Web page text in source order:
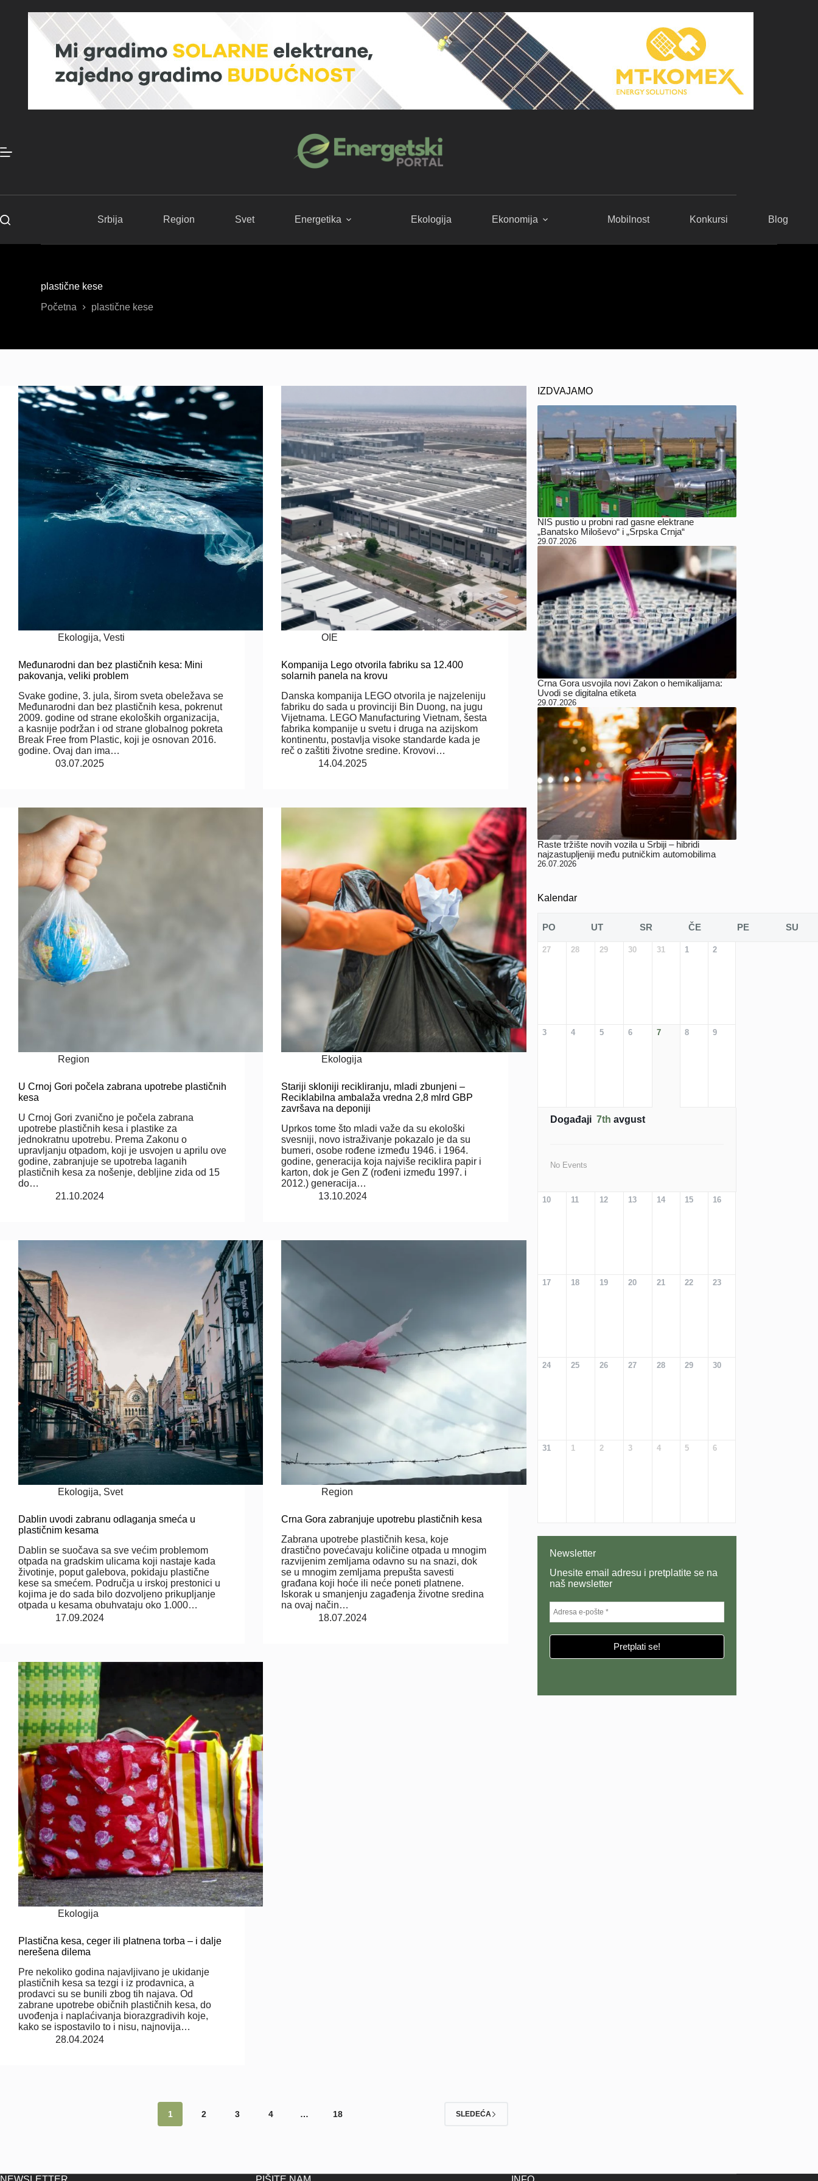
Srbija Region Svet Energetika Ekologija Ekonomija Mobilnost Konkursi Blog
plastične kese
Početna
plastične kese
Ekologija,Vesti
Međunarodni dan bez plastičnih kesa: Mini
pakovanja, veliki problem
Svake godine, 3. jula, širom sveta obeležava se
Međunarodni dan bez plastičnih kesa, pokrenut
2009. godine od strane ekoloških organizacija,
a kasnije podržan i od strane globalnog pokreta
Break Free from Plastic, koji je osnovan 2016.
godine. Ovaj dan ima…
03.07.2025
OIE
Kompanija Lego otvorila fabriku sa 12.400
solarnih panela na krovu
Danska kompanija LEGO otvorila je najzeleniju
fabriku do sada u provinciji Bin Duong, na jugu
Vijetnama. LEGO Manufacturing Vietnam, šesta
fabrika kompanije u svetu i druga na azijskom
kontinentu, postavlja visoke standarde kada je
reč o zaštiti životne sredine. Krovovi…
14.04.2025
Region
U Crnoj Gori počela zabrana upotrebe plastičnih
kesa
U Crnoj Gori zvanično je počela zabrana
upotrebe plastičnih kesa i plastike za
jednokratnu upotrebu. Prema Zakonu o
upravljanju otpadom, koji je usvojen u aprilu ove
godine, zabranjuje se upotreba laganih
plastičnih kesa za nošenje, debljine zida od 15
do…
21.10.2024
Ekologija
Stariji skloniji recikliranju, mladi zbunjeni –
Reciklabilna ambalaža vredna 2,8 mlrd GBP
završava na deponiji
Uprkos tome što mladi važe da su ekološki
svesniji, novo istraživanje pokazalo je da su
bumeri, osobe rođene između 1946. i 1964.
godine, generacija koja najviše reciklira papir i
karton, dok je Gen Z (rođeni između 1997. i
2012.) generacija…
13.10.2024
Ekologija, Svet
Dablin uvodi zabranu odlaganja smeća u
plastičnim kesama
Dablin se suočava sa sve većim problemom
otpada na gradskim ulicama koji nastaje kada
životinje, poput galebova, pokidaju plastične
kese sa smećem. Područja u irskoj prestonici u
kojima je do sada bilo dozvoljeno prikupljanje
otpada u kesama obuhvataju oko 1.000…
17.09.2024
Region
Crna Gora zabranjuje upotrebu plastičnih kesa
Zabrana upotrebe plastičnih kesa, koje
drastično povećavaju količine otpada u mnogim
razvijenim zemljama odavno su na snazi, dok
se u mnogim zemljama prepušta savesti
građana koji hoće ili neće poneti platnene.
Iskorak u smanjenju zagađenja životne sredina
na ovaj način…
18.07.2024
Ekologija
Plastična kesa, ceger ili platnena torba – i dalje
nerešena dilema
Pre nekoliko godina najavljivano je ukidanje
plastičnih kesa sa tezgi i iz prodavnica, a
prodavci su se bunili zbog tih najava. Od
zabrane upotrebe običnih plastičnih kesa, do
uvođenja i naplaćivanja biorazgradivih koje,
kako se ispostavilo to i nisu, najnovija…
28.04.2024
1 2 3 4 … 18 SLEDEĆA
IZDVAJAMO
NIS pustio u probni rad gasne elektrane
„Banatsko Miloševo“ i „Srpska Crnja“
29.07.2026
Crna Gora usvojila novi Zakon o hemikalijama:
Uvodi se digitalna etiketa
29.07.2026
Raste tržište novih vozila u Srbiji – hibridi
najzastupljeniji među putničkim automobilima
26.07.2026
Kalendar
PO UT SR ČE PE SU
27 28 29 30 31 1 2
3 4 5 6 7 8 9
Događaji 7th avgust
No Events
10 11 12 13 14 15 16
17 18 19 20 21 22 23
24 25 26 27 28 29 30
31 1 2 3 4 5 6
Newsletter
Unesite email adresu i pretplatite se na
naš newsletter